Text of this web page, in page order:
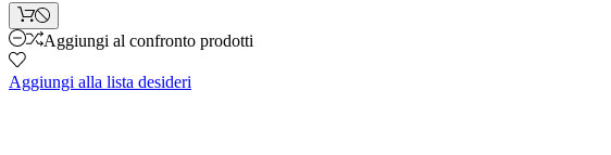
Aggiungi al confronto prodotti
Aggiungi alla lista desideri